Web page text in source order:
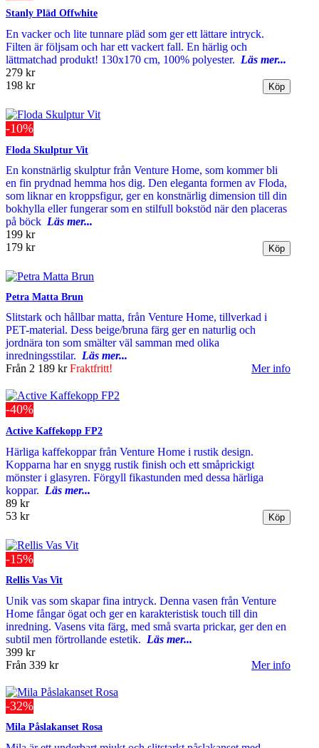
Stanly Pläd Offwhite
En vacker och lite tunnare pläd som ger ett lättare intryck.
Filten är följsam och har ett vackert fall. En härlig och
lättmatchad produkt! 130x170 cm, 100% polyester. Läs mer...
279 kr
198 kr
-10%
Floda Skulptur Vit
En konstnärlig skulptur från Venture Home, som kommer bli
en fin prydnad hemma hos dig. Den eleganta formen av Floda,
som liknar en kroppsfigur, ger en konstnärlig dimension till din
bokhylla eller fungerar som en stilfull bokstöd när den placeras
på böck Läs mer...
199 kr
179 kr
Petra Matta Brun
Slitstark och hållbar matta, från Venture Home, tillverkad i
PET-material. Dess beige/bruna färg ger en naturlig och
jordnära ton som smälter väl samman med olika
inredningsstilar. Läs mer...
Från 2 189 krFraktfritt! Mer info
-40%
Active Kaffekopp FP2
Härliga kaffekoppar från Venture Home i rustik design.
Kopparna har en snygg rustik finish och ett småprickigt
mönster i glasyren. Förgyll fikastunden med dessa härliga
koppar. Läs mer...
89 kr
53 kr
-15%
Rellis Vas Vit
Unik vas som skapar fina intryck. Denna vasen från Venture
Home fångar ögat och ger en karakteristisk touch till din
inredning. Vasens vita färg, med små svarta prickar, ger den en
subtil men förtrollande estetik. Läs mer...
399 kr
Från 339 kr Mer info
-32%
Mila Påslakanset Rosa